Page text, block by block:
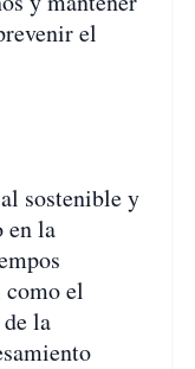
el
sostenible y
en la
como el
la